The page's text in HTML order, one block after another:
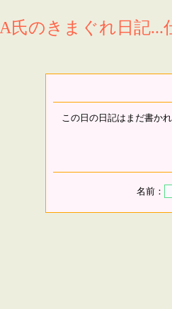
A氏のきまぐれ日記...
この日の日記はまだ書かれ
名前：